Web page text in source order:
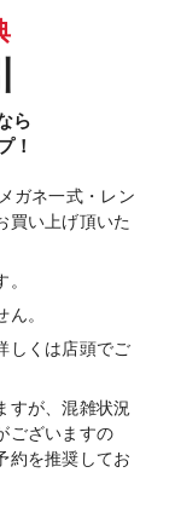
ら
！
ガネ一式・レン
買い上げ頂いた
。
しくは店頭でご
すが、混雑状況
ございますの
約を推奨してお